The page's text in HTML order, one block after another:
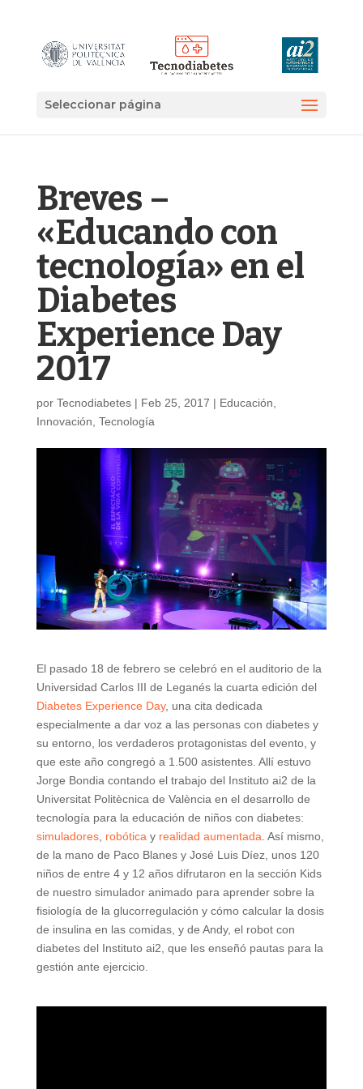
Seleccionar página
Breves –
«Educando con
tecnología» en el
Diabetes
Experience Day
2017
por Tecnodiabetes| Feb 25, 2017 | Educación,
Innovación, Tecnología
El pasado 18 de febrero se celebró en el auditorio de la
Universidad Carlos III de Leganés la cuarta edición del
Diabetes Experience Day, una cita dedicada
especialmente a dar voz a las personas con diabetes y
su entorno, los verdaderos protagonistas del evento, y
que este año congregó a 1.500 asistentes. Allí estuvo
Jorge Bondia contando el trabajo del Instituto ai2 de la
Universitat Politècnica de València en el desarrollo de
tecnología para la educación de niños con diabetes:
simuladores, robóticay realidad aumentada. Así mismo,
de la mano de Paco Blanes y José Luis Díez, unos 120
niños de entre 4 y 12 años difrutaron en la sección Kids
de nuestro simulador animado para aprender sobre la
fisiología de la glucorregulación y cómo calcular la dosis
de insulina en las comidas, y de Andy, el robot con
diabetes del Instituto ai2, que les enseñó pautas para la
gestión ante ejercicio.